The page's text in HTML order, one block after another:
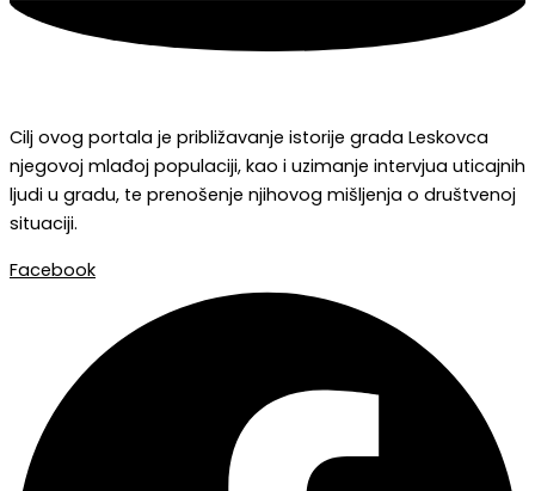
Cilj ovog portala je približavanje istorije grada Leskovca
njegovoj mlađoj populaciji, kao i uzimanje intervjua uticajnih
ljudi u gradu, te prenošenje njihovog mišljenja o društvenoj
situaciji.
Facebook